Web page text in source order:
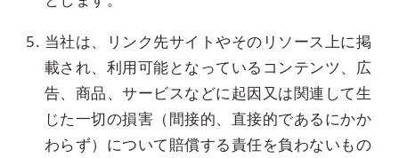
当社は、リンク先サイトやそのリソース上に掲
載され、利用可能となっているコンテンツ、広
告、商品、サービスなどに起因又は関連して生
じた一切の損害（間接的、直接的であるにかか
わらず）について賠償する責任を負わないもの